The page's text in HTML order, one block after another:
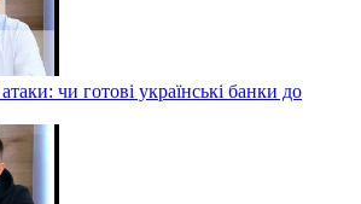
чи готові українські банки до